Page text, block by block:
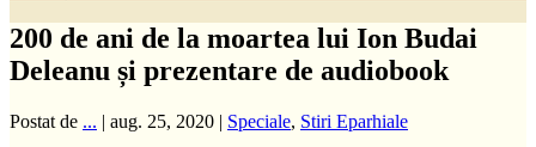
200 de ani de la moartea lui Ion Budai
Deleanu și prezentare de audiobook
Postat de ... | aug. 25, 2020 | Speciale, Stiri Eparhiale